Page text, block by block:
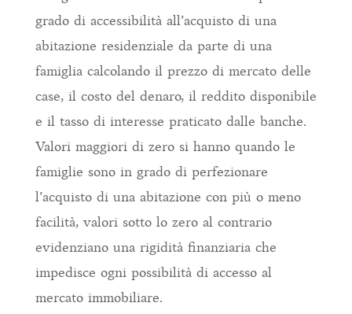
grado di accessibilità all’acquisto di una
abitazione residenziale da parte di una
famiglia calcolando il prezzo di mercato delle
case, il costo del denaro, il reddito disponibile
e il tasso di interesse praticato dalle banche.
Valori maggiori di zero si hanno quando le
famiglie sono in grado di perfezionare
l’acquisto di una abitazione con più o meno
facilità, valori sotto lo zero al contrario
evidenziano una rigidità finanziaria che
impedisce ogni possibilità di accesso al
mercato immobiliare.